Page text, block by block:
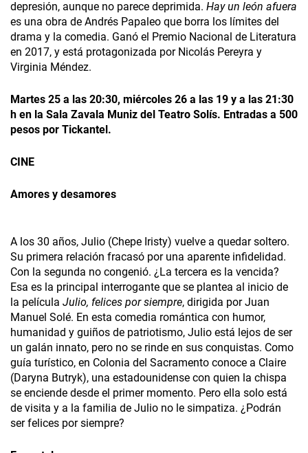
depresión, aunque no parece deprimida. Hay un león afuera
es una obra de Andrés Papaleo que borra los límites del
drama y la comedia. Ganó el Premio Nacional de Literatura
en 2017, y está protagonizada por Nicolás Pereyra y
Virginia Méndez.
Martes 25 a las 20:30, miércoles 26 a las 19 y a las 21:30
h en la Sala Zavala Muniz del Teatro Solís. Entradas a 500
pesos por Tickantel.
CINE
Amores y desamores
A los 30 años, Julio (Chepe Iristy) vuelve a quedar soltero.
Su primera relación fracasó por una aparente infidelidad.
Con la segunda no congenió. ¿La tercera es la vencida?
Esa es la principal interrogante que se plantea al inicio de
la película Julio, felices por siempre, dirigida por Juan
Manuel Solé. En esta comedia romántica con humor,
humanidad y guiños de patriotismo, Julio está lejos de ser
un galán innato, pero no se rinde en sus conquistas. Como
guía turístico, en Colonia del Sacramento conoce a Claire
(Daryna Butryk), una estadounidense con quien la chispa
se enciende desde el primer momento. Pero ella solo está
de visita y a la familia de Julio no le simpatiza. ¿Podrán
ser felices por siempre?